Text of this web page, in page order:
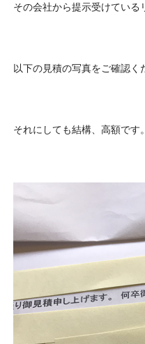
その会社から提示受けてい
以下の見積の写真をご確認く
それにしても結構、高額です。